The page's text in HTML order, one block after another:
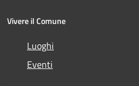
Vivere il Comune
Luoghi
Eventi